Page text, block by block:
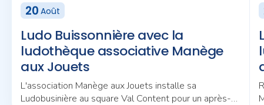
20 Août
Ludo Buissonnière avec la
ludothèque associative Manège
aux Jouets
L'association Manège aux Jouets installe sa
Ludobusinière au square Val Content pour un après-